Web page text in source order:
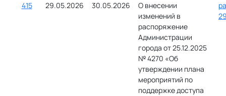
415 29.05.2026 30.05.2026
О внесении
изменений в
распоряжение
Администрации
города от 25.12.2025
№ 4270 «Об
утверждении плана
мероприятий по
поддержке доступа